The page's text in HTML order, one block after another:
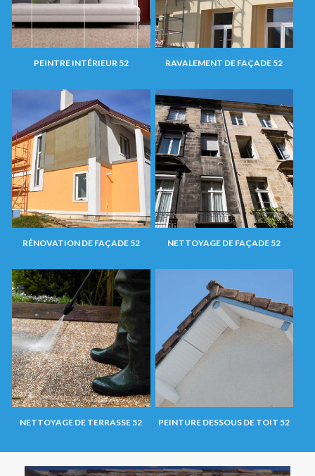
PEINTRE INTÉRIEUR 52 RAVALEMENT DE FAÇADE 52
RÉNOVATION DE FAÇADE 52 NETTOYAGE DE FAÇADE 52
NETTOYAGE DE TERRASSE 52 PEINTURE DESSOUS DE TOIT 52